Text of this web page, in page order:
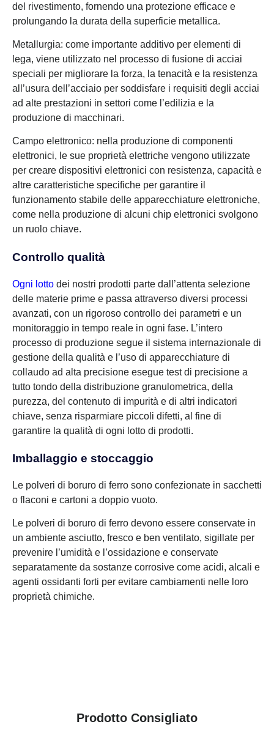
del rivestimento, fornendo una protezione efficace e
prolungando la durata della superficie metallica.
Metallurgia: come importante additivo per elementi di
lega, viene utilizzato nel processo di fusione di acciai
speciali per migliorare la forza, la tenacità e la resistenza
all’usura dell’acciaio per soddisfare i requisiti degli acciai
ad alte prestazioni in settori come l’edilizia e la
produzione di macchinari.
Campo elettronico: nella produzione di componenti
elettronici, le sue proprietà elettriche vengono utilizzate
per creare dispositivi elettronici con resistenza, capacità e
altre caratteristiche specifiche per garantire il
funzionamento stabile delle apparecchiature elettroniche,
come nella produzione di alcuni chip elettronici svolgono
un ruolo chiave.
Controllo qualità
Ogni lotto dei nostri prodotti parte dall’attenta selezione
delle materie prime e passa attraverso diversi processi
avanzati, con un rigoroso controllo dei parametri e un
monitoraggio in tempo reale in ogni fase. L’intero
processo di produzione segue il sistema internazionale di
gestione della qualità e l’uso di apparecchiature di
collaudo ad alta precisione esegue test di precisione a
tutto tondo della distribuzione granulometrica, della
purezza, del contenuto di impurità e di altri indicatori
chiave, senza risparmiare piccoli difetti, al fine di
garantire la qualità di ogni lotto di prodotti.
Imballaggio e stoccaggio
Le polveri di boruro di ferro sono confezionate in sacchetti
o flaconi e cartoni a doppio vuoto.
Le polveri di boruro di ferro devono essere conservate in
un ambiente asciutto, fresco e ben ventilato, sigillate per
prevenire l’umidità e l’ossidazione e conservate
separatamente da sostanze corrosive come acidi, alcali e
agenti ossidanti forti per evitare cambiamenti nelle loro
proprietà chimiche.
Prodotto Consigliato